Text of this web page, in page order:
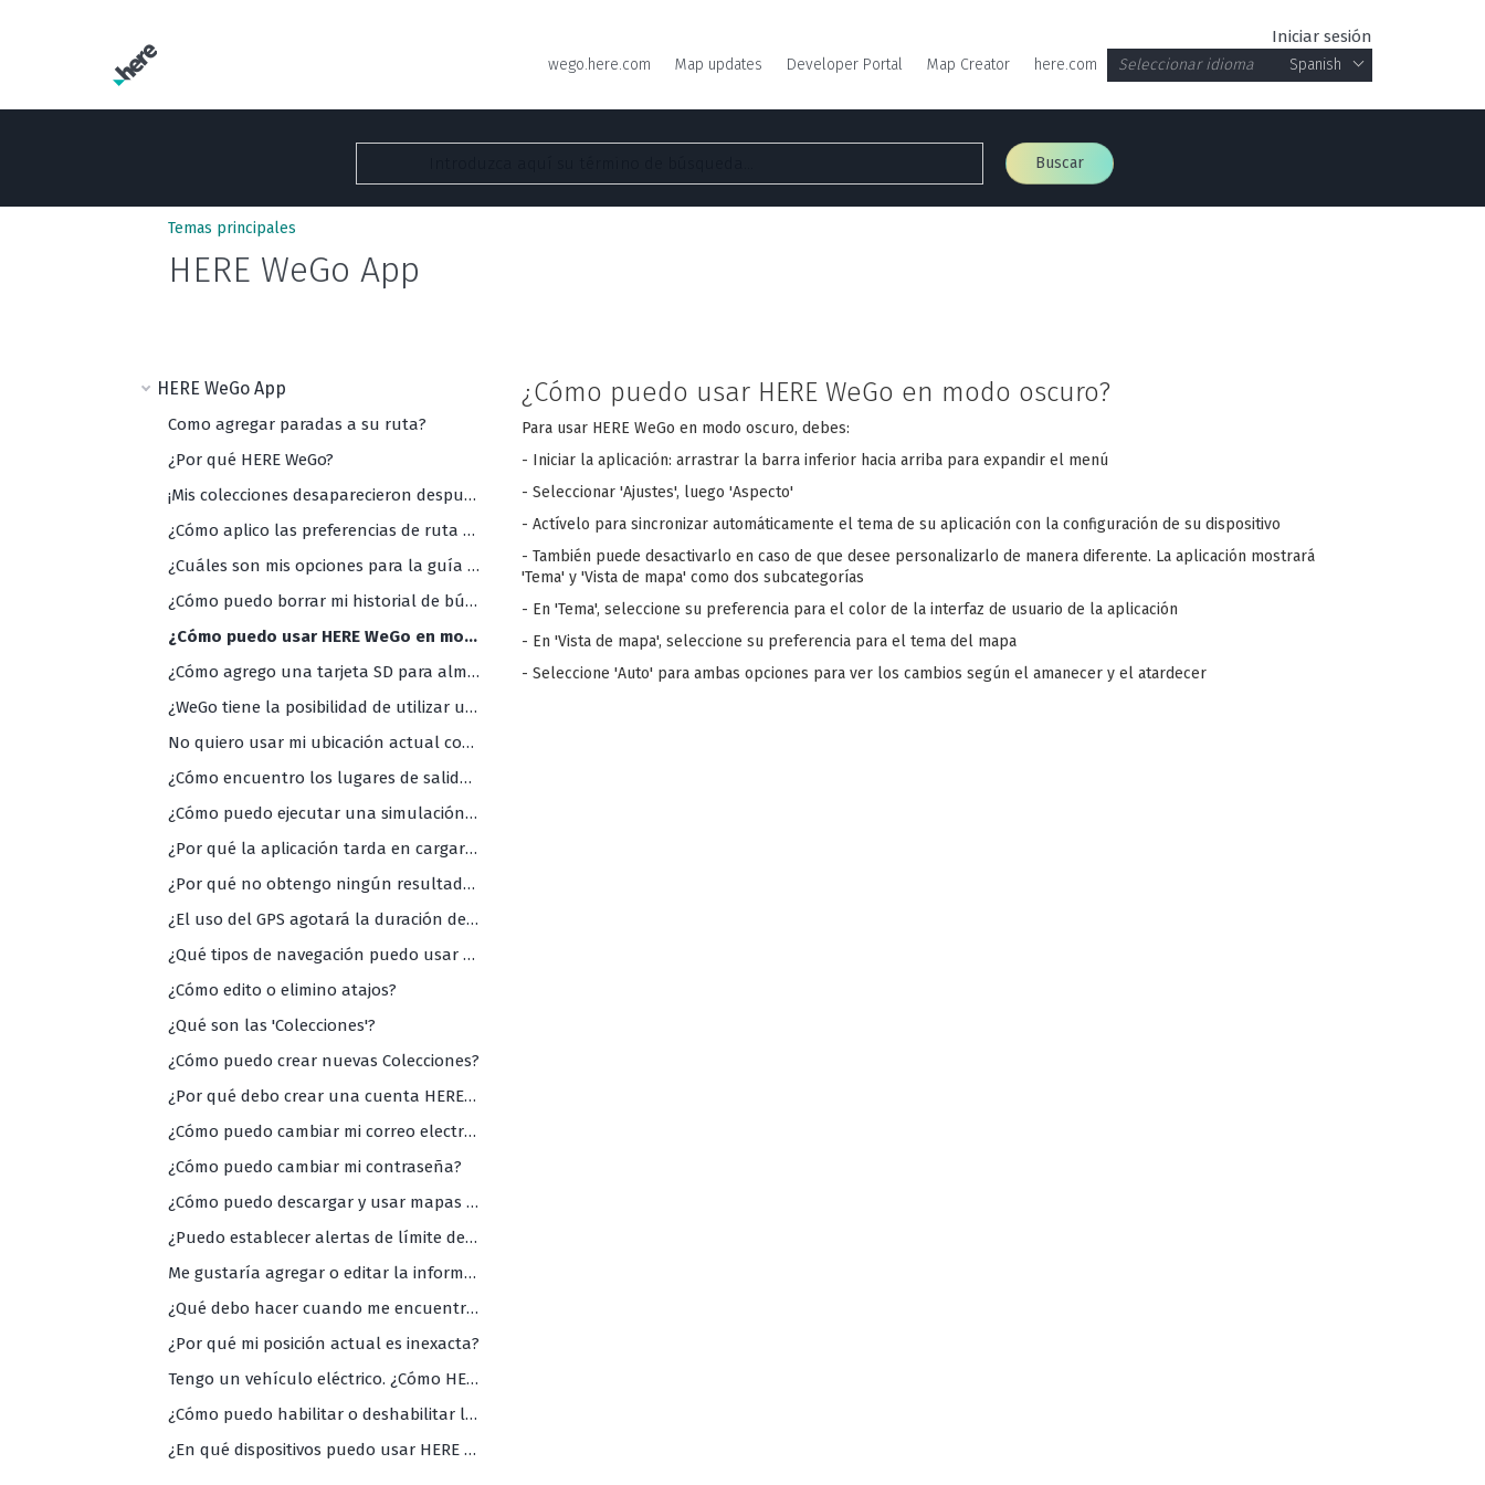
Iniciar sesión
wego.here.com Map updates Developer Portal Map Creator here.com Seleccionar idioma Spanish
Buscar
Temas principales
HERE WeGo App
HERE WeGo App
Como agregar paradas a su ruta?
¿Por qué HERE WeGo?
¡Mis colecciones desaparecieron después de la actualización de la aplicación! ¿Qué debo hacer?
¿Cómo aplico las preferencias de ruta (ferries, autopistas, carreteras de peaje, etc.)?
¿Cuáles son mis opciones para la guía de voz (y cuáles son los idiomas disponibles)?
¿Cómo puedo borrar mi historial de búsqueda en la app?
¿Cómo puedo usar HERE WeGo en modo oscuro?
¿Cómo agrego una tarjeta SD para almacenamiento externo?
¿WeGo tiene la posibilidad de utilizar una vista de mapas 2D (con norte arriba)?
No quiero usar mi ubicación actual como punto de partida de mi navegación. ¿Cómo puedo cambiarlo?
¿Cómo encuentro los lugares de salida de autobús y/o tren más cercanos?
¿Cómo puedo ejecutar una simulación de viaje en la app?
¿Por qué la aplicación tarda en cargarse?
¿Por qué no obtengo ningún resultado de búsqueda?
¿El uso del GPS agotará la duración de la batería de mi teléfono?
¿Qué tipos de navegación puedo usar con la aplicación HERE WeGo?
¿Cómo edito o elimino atajos?
¿Qué son las 'Colecciones'?
¿Cómo puedo crear nuevas Colecciones?
¿Por qué debo crear una cuenta HERE WeGo?
¿Cómo puedo cambiar mi correo electrónico?
¿Cómo puedo cambiar mi contraseña?
¿Cómo puedo descargar y usar mapas sin conexión?
¿Puedo establecer alertas de límite de velocidad?
Me gustaría agregar o editar la información de mi negócio en sus mapas. ¿Cómo debo proceder?
¿Qué debo hacer cuando me encuentro con datos inexactos o faltantes en los mapas de WeGo?
¿Por qué mi posición actual es inexacta?
Tengo un vehículo eléctrico. ¿Cómo HERE WeGo puede ayudarme?
¿Cómo puedo habilitar o deshabilitar la información de tráfico?
¿En qué dispositivos puedo usar HERE WeGo?
¿Cómo puedo usar HERE WeGo en modo oscuro?
Para usar HERE WeGo en modo oscuro, debes:
- Iniciar la aplicación: arrastrar la barra inferior hacia arriba para expandir el menú
- Seleccionar 'Ajustes', luego 'Aspecto'
- Actívelo para sincronizar automáticamente el tema de su aplicación con la configuración de su dispositivo
- También puede desactivarlo en caso de que desee personalizarlo de manera diferente. La aplicación mostrará
'Tema' y 'Vista de mapa' como dos subcategorías
- En 'Tema', seleccione su preferencia para el color de la interfaz de usuario de la aplicación
- En 'Vista de mapa', seleccione su preferencia para el tema del mapa
- Seleccione 'Auto' para ambas opciones para ver los cambios según el amanecer y el atardecer